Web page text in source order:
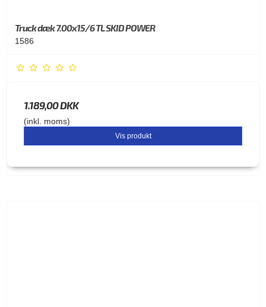
Truck dæk 7.00x15/6 TL SKID POWER
1586
1.189,00 DKK
(inkl. moms)
Vis produkt